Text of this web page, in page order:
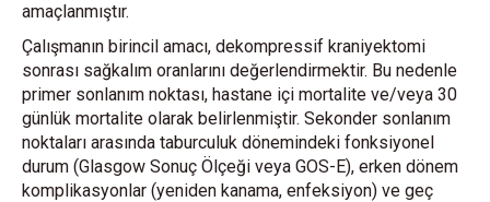
amaçlanmıştır.
Çalışmanın birincil amacı, dekompressif kraniyektomi
sonrası sağkalım oranlarını değerlendirmektir. Bu nedenle
primer sonlanım noktası, hastane içi mortalite ve/veya 30
günlük mortalite olarak belirlenmiştir. Sekonder sonlanım
noktaları arasında taburculuk dönemindeki fonksiyonel
durum (Glasgow Sonuç Ölçeği veya GOS-E), erken dönem
komplikasyonlar (yeniden kanama, enfeksiyon) ve geç